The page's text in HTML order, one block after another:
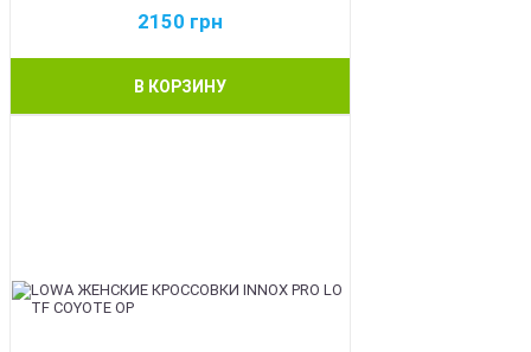
2150 грн
В КОРЗИНУ